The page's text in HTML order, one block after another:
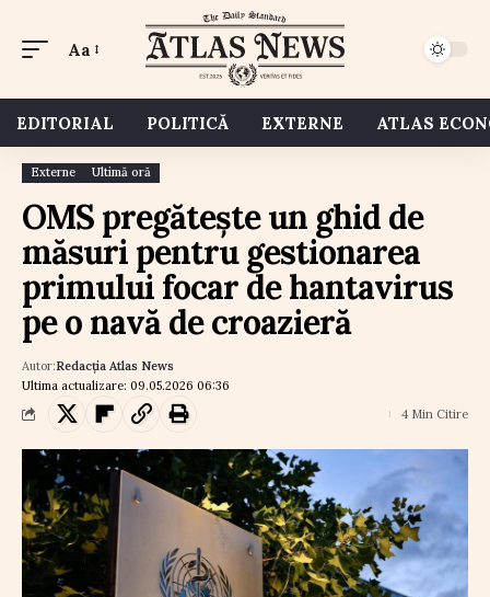
Aa
EDITORIAL POLITICĂ EXTERNE ATLAS
Externe Ultimă oră
OMS pregătește un ghid de
măsuri pentru gestionarea
primului focar de hantavirus
pe o navă de croazieră
Ultima actualizare: 09.05.2026 06:36
Autor:Redacția Atlas News
4 Min Citire